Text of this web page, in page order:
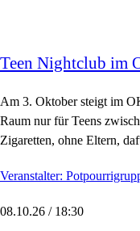
Teen Nightclub im
Am 3. Oktober steigt im
Raum nur für Teens
Zigaretten, ohne Eltern,
Veranstalter:
08.10.26 / 18:30